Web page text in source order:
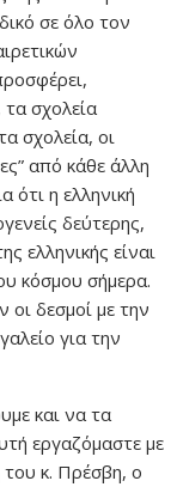
σε όλο τον
τα σχολεία
σχολεία, οι
από κάθε άλλη
ότι η ελληνική
δεύτερης,
ελληνικής είναι
κόσμου σήμερα.
οι δεσμοί με την
για την
και να τα
εργαζόμαστε με
του κ. Πρέσβη, ο